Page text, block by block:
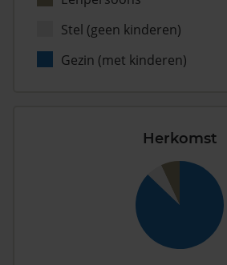
Stel (geen kinderen)
Gezin (met kinderen)
Herkomst